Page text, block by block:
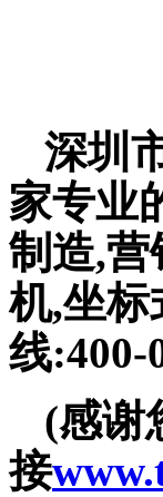
深圳
家专业
制造,营
机,坐标
线:400-
(感谢
接